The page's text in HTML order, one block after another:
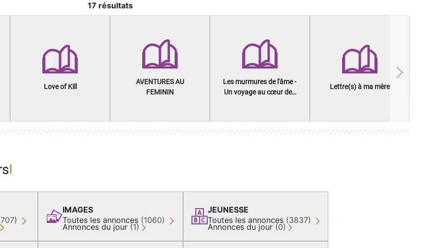
17 résultats
Love of Kill
AVENTURES AU
FEMININ
Les murmures de l'âme -
Un voyage au cœur des
Lettre(s) à ma mère
Next
IMAGES
Toutes les annonces (1060)
Annonces du jour (1)
JEUNESSE
Toutes les annonces (3837)
Annonces du jour (0)